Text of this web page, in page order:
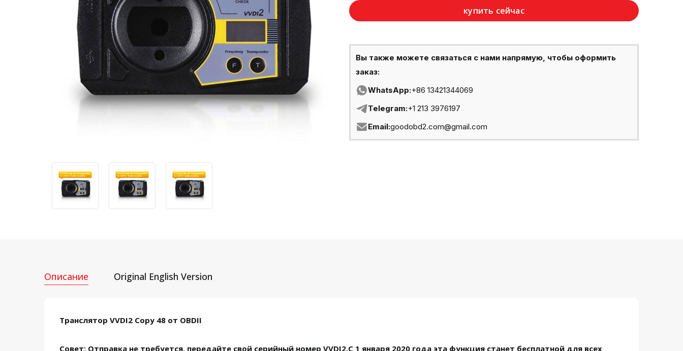
купить сейчас
Вы также можете связаться с нами напрямую, чтобы оформить
заказ:
WhatsApp:+86 13421344069
Telegram:+1 213 3976197
Email:goodobd2.com@gmail.com
Описание Original English Version
Транслятор VVDI2 Copy 48 от OBDII
Совет: Отправка не требуется, передайте свой серийный номер VVDI2.С 1 января 2020 года эта функция станет бесплатной для всех